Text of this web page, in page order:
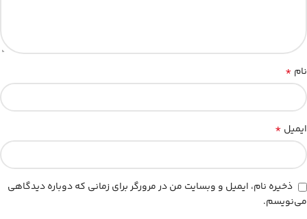
نام *
ایمیل *
ذخیره نام، ایمیل و وبسایت من در مرورگر برای زمانی که دوباره دیدگاهی
می‌نویسم.